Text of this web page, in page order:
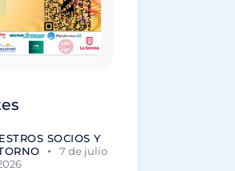
SOCIOS Y
7 de julio